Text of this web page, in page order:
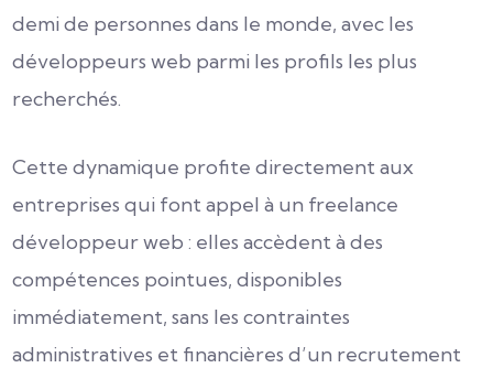
demi de personnes dans le monde, avec les
développeurs web parmi les profils les plus
recherchés.
Cette dynamique profite directement aux
entreprises qui font appel à un freelance
développeur web : elles accèdent à des
compétences pointues, disponibles
immédiatement, sans les contraintes
administratives et financières d’un recrutement